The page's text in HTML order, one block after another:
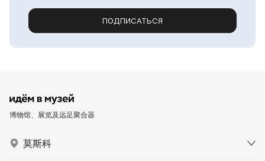
ПОДПИСАТЬСЯ
博物馆、展览及远足聚合器
莫斯科